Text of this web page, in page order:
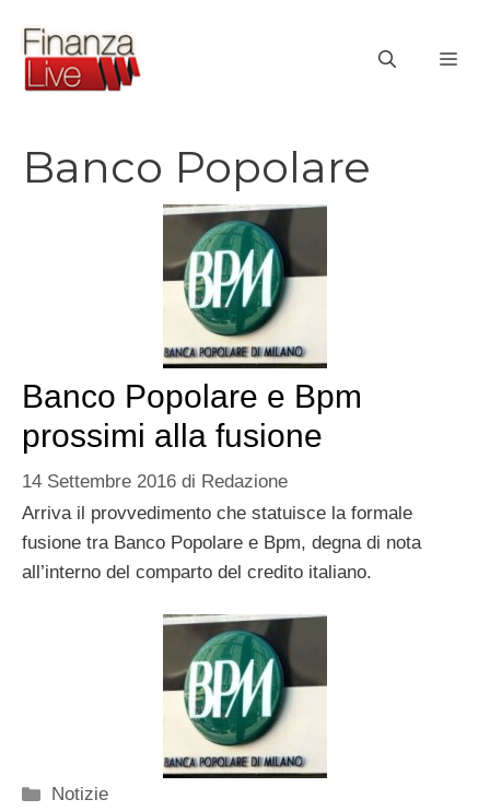
contenuto
Banco Popolare
Banco Popolare e Bpm
prossimi alla fusione
14 Settembre 2016 di Redazione
Arriva il provvedimento che statuisce la formale
fusione tra Banco Popolare e Bpm, degna di nota
all’interno del comparto del credito italiano.
Categorie
Notizie